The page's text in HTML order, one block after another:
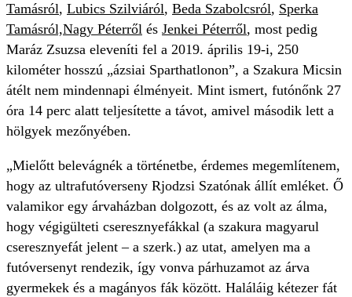
Tamásról, Lubics Szilviáról, Beda Szabolcsról, Sperka
Tamásról,Nagy Péterről és Jenkei Péterről, most pedig
Maráz Zsuzsa eleveníti fel a 2019. április 19-i, 250
kilométer hosszú „ázsiai Sparthatlonon”, a Szakura Micsin
átélt nem mindennapi élményeit. Mint ismert, futónőnk 27
óra 14 perc alatt teljesítette a távot, amivel második lett a
hölgyek mezőnyében.
„Mielőtt belevágnék a történetbe, érdemes megemlítenem,
hogy az ultrafutóverseny Rjodzsi Szatónak állít emléket. Ő
valamikor egy árvaházban dolgozott, és az volt az álma,
hogy végigülteti cseresznyefákkal (a szakura magyarul
cseresznyefát jelent – a szerk.) az utat, amelyen ma a
futóversenyt rendezik, így vonva párhuzamot az árva
gyermekek és a magányos fák között. Haláláig kétezer fát